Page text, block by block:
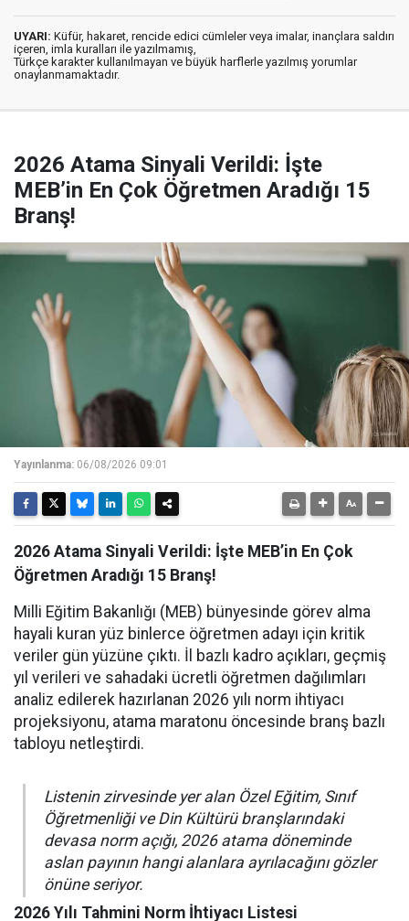
UYARI: Küfür, hakaret, rencide edici cümleler veya imalar, inançlara saldırı
içeren, imla kuralları ile yazılmamış,
Türkçe karakter kullanılmayan ve büyük harflerle yazılmış yorumlar
onaylanmamaktadır.
2026 Atama Sinyali Verildi: İşte
MEB’in En Çok Öğretmen Aradığı 15
Branş!
Yayınlanma: 06/08/2026 09:01
2026 Atama Sinyali Verildi: İşte MEB’in En Çok
Öğretmen Aradığı 15 Branş!
Milli Eğitim Bakanlığı (MEB) bünyesinde görev alma
hayali kuran yüz binlerce öğretmen adayı için kritik
veriler gün yüzüne çıktı. İl bazlı kadro açıkları, geçmiş
yıl verileri ve sahadaki ücretli öğretmen dağılımları
analiz edilerek hazırlanan 2026 yılı norm ihtiyacı
projeksiyonu, atama maratonu öncesinde branş bazlı
tabloyu netleştirdi.
Listenin zirvesinde yer alan Özel Eğitim, Sınıf
Öğretmenliği ve Din Kültürü branşlarındaki
devasa norm açığı, 2026 atama döneminde
aslan payının hangi alanlara ayrılacağını gözler
önüne seriyor.
2026 Yılı Tahmini Norm İhtiyacı Listesi